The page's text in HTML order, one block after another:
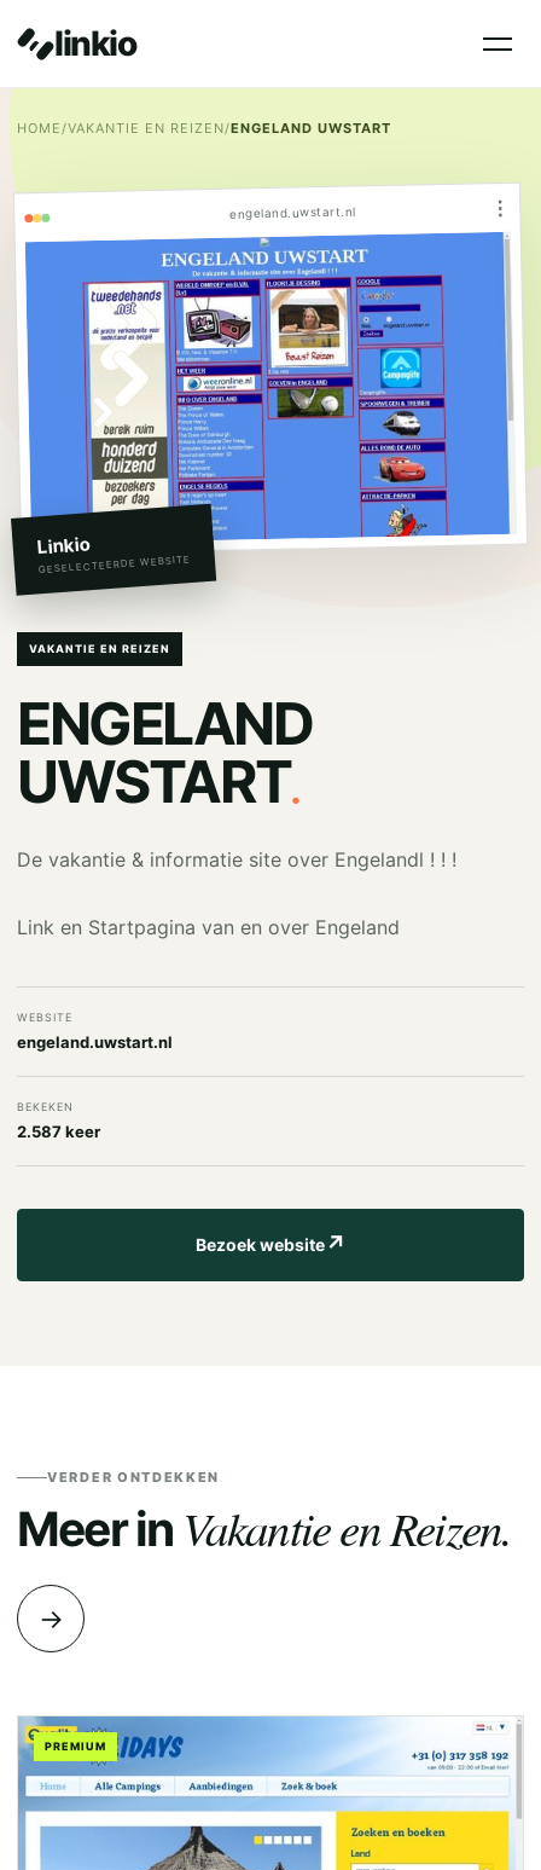
linkio
HOME/VAKANTIE EN REIZEN/ENGELAND UWSTART
engeland.uwstart.nl ⋮
Linkio
GESELECTEERDE WEBSITE
VAKANTIE EN REIZEN
ENGELAND
UWSTART.
De vakantie & informatie site over Engelandl ! ! !
Link en Startpagina van en over Engeland
WEBSITE
engeland.uwstart.nl
BEKEKEN
2.587 keer
Bezoek website↗
VERDER ONTDEKKEN
Meer in Vakantie en Reizen.
→
PREMIUM